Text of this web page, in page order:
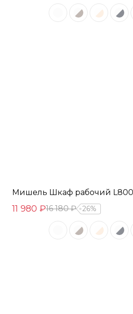
Мишель Шкаф рабочий L800
11 980 ₽16 180 ₽ 26%